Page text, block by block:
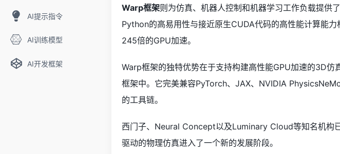
AI提示指令
AI训练模型
AI开发框架
Warp框架则为仿真、机器人控制和机器学习工作负载提供
Python的高易用性与接近原生CUDA代码的高性能计算能
245倍的GPU加速。
Warp框架的独特优势在于支持构建高性能GPU加速的3D仿
框架中。它完美兼容PyTorch、JAX、NVIDIA
的工具链。
西门子、Neural Concept以及Luminary Cloud等知名机构
驱动的物理仿真进入了一个新的发展阶段。